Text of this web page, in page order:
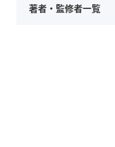
著者・監修者一覧